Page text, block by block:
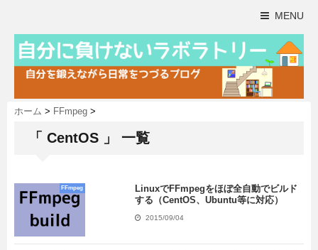
MENU
ホーム > FFmpeg >
「 CentOS 」 一覧
FFmpeg
LinuxでFFmpegをほぼ全自動でビルド
する（CentOS、Ubuntu等に対応）
2015/09/04